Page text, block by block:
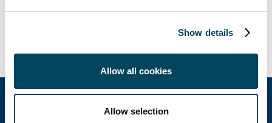
Show details
Allow all cookies
Allow selection